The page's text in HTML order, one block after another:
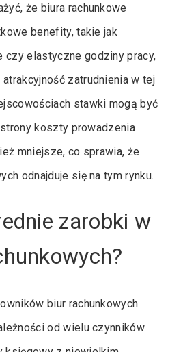
że biura rachunkowe
benefity, takie jak
czy elastyczne godziny pracy,
atrakcyjność zatrudnienia w tej
stawki mogą być
koszty prowadzenia
mniejsze, co sprawia, że
odnajduje się na tym rynku.
zarobki w
biur rachunkowych
od wielu czynników.